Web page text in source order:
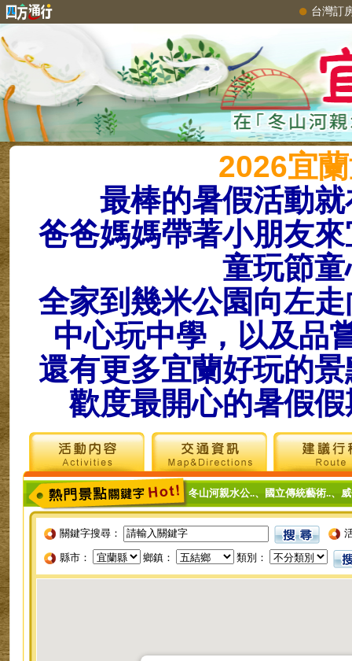
台灣訂
2026宜
最棒的暑假活動
爸爸媽媽帶著小朋友
童玩節
全家到幾米公園向左
中心玩中學，以及品
還有更多宜蘭好玩的
歡度最開心的暑假
冬山河親水公..、 國立傳統藝術..、